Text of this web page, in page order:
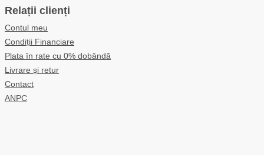
Relații clienți
Contul meu
Condiții Financiare
Plata în rate cu 0% dobândă
Livrare și retur
Contact
ANPC